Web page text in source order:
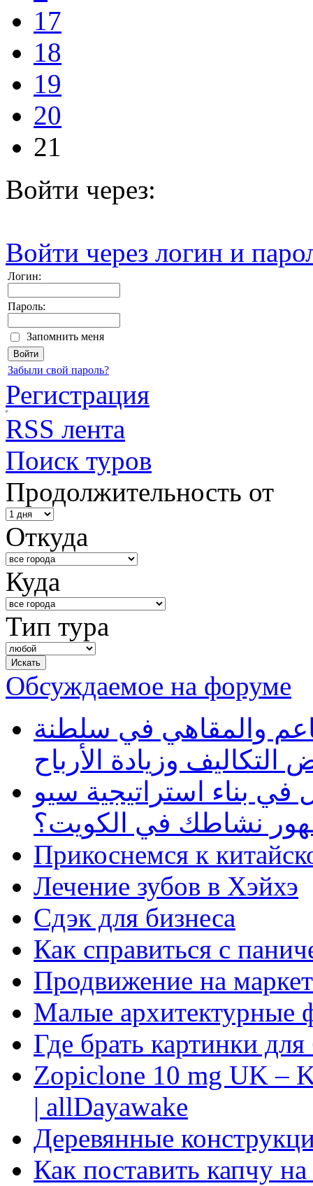
17
18
19
20
21
Войти через:
Войти через логин и
Логин:
Пароль:
Запомнить меня
Забыли свой пароль?
Регистрация
RSS лента
Поиск туров
Продолжительность от
Откуда
Куда
Тип тура
Обсуждаемое на форуме
والمقاهي في سلطنة
وزيادة الأرباح
بناء استراتيجية سيو
نشاطك في الكويت؟
Прикоснемся к
Лечение зубов в Хэйхэ
Сдэк для бизнеса
Как справиться с
Продвижение на
Малые архитектурные
Где брать картинки
Zopiclone 10 mg UK –
| allDayawake
Деревянные
Как поставить капчу